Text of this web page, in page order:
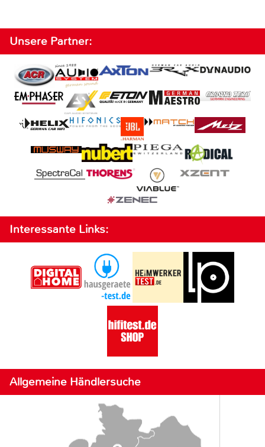
Unsere Partner:
Interessante Links:
Allgemeine Händlersuche